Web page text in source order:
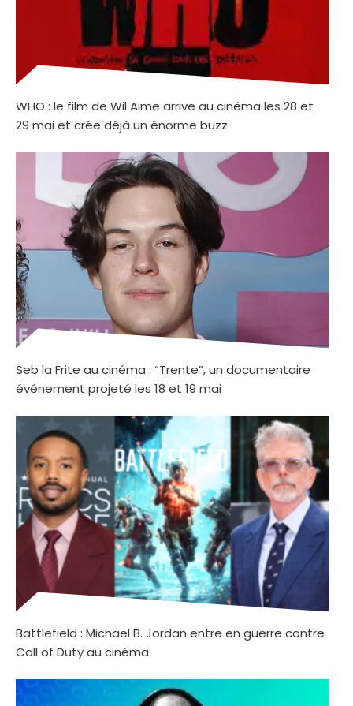
WHO : le film de Wil Aime arrive au cinéma les 28 et
29 mai et crée déjà un énorme buzz
Seb la Frite au cinéma : “Trente”, un documentaire
événement projeté les 18 et 19 mai
Battlefield : Michael B. Jordan entre en guerre contre
Call of Duty au cinéma